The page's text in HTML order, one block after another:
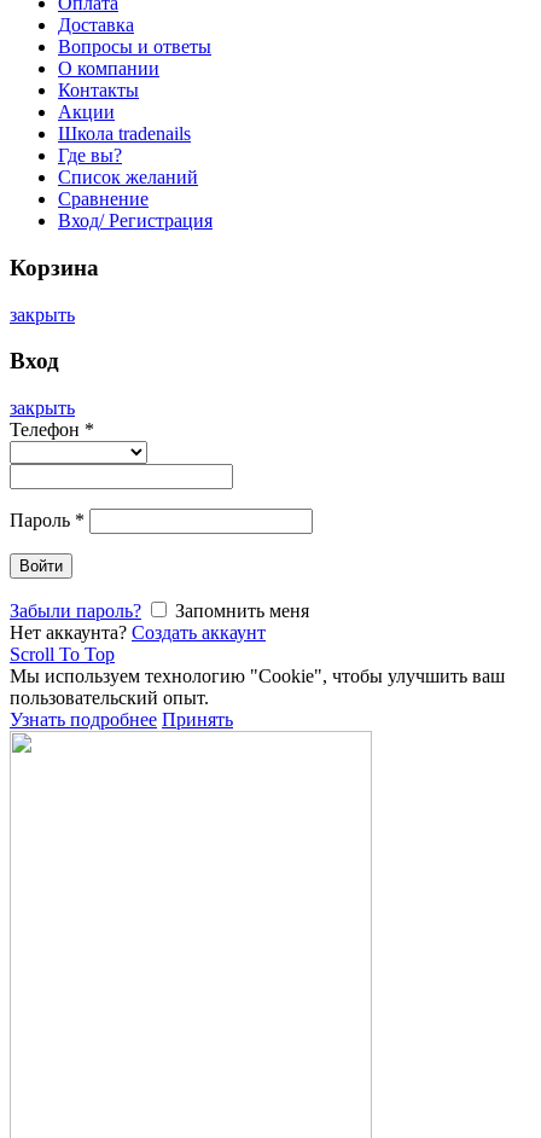
Доставка
Вопросы и ответы
О компании
Контакты
Акции
Школа tradenails
Где вы?
Список желаний
Сравнение
Вход/ Регистрация
Корзина
закрыть
Вход
закрыть
Телефон *
Пароль *
Войти
Забыли пароль?
Запомнить меня
Нет аккаунта? Создать аккаунт
Scroll To Top
Мы используем технологию "Cookie", чтобы улучшить ваш
пользовательский опыт.
Узнать подробнее Принять